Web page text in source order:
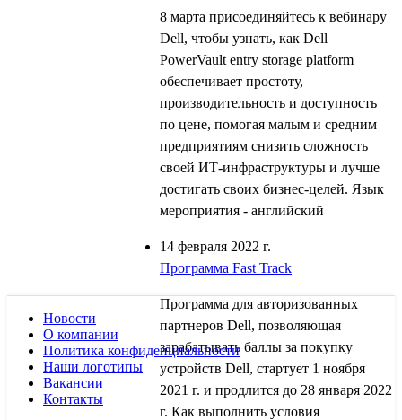
8 марта присоединяйтесь к вебинару
Dell, чтобы узнать, как Dell
PowerVault entry storage platform
обеспечивает простоту,
производительность и доступность
по цене, помогая малым и средним
предприятиям снизить сложность
своей ИТ-инфраструктуры и лучше
достигать своих бизнес-целей. Язык
мероприятия - английский
14 февраля 2022 г.
Программа Fast Track
Программа для авторизованных
партнеров Dell, позволяющая
зарабатывать баллы за покупку
устройств Dell, стартует 1 ноября
2021 г. и продлится до 28 января 2022
г. Как выполнить условия
Новости
О компании
Политика конфиденциальности
Наши логотипы
Вакансии
Контакты